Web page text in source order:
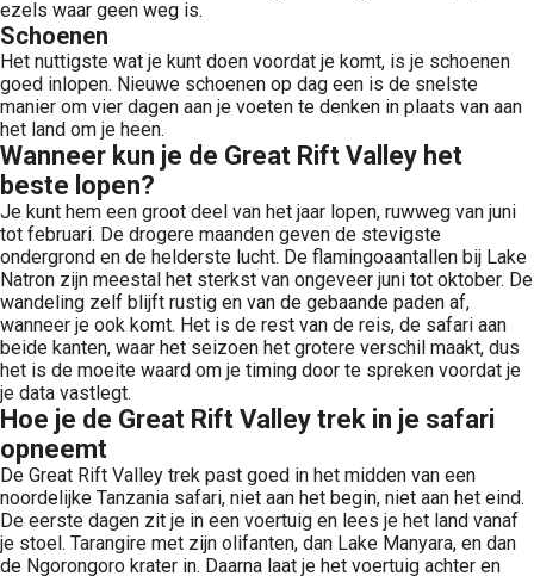
ezels waar geen weg is.
Schoenen
Het nuttigste wat je kunt doen voordat je komt, is je schoenen
goed inlopen. Nieuwe schoenen op dag een is de snelste
manier om vier dagen aan je voeten te denken in plaats van aan
het land om je heen.
Wanneer kun je de Great Rift Valley het
beste lopen?
Je kunt hem een groot deel van het jaar lopen, ruwweg van juni
tot februari. De drogere maanden geven de stevigste
ondergrond en de helderste lucht. De flamingoaantallen bij Lake
Natron zijn meestal het sterkst van ongeveer juni tot oktober. De
wandeling zelf blijft rustig en van de gebaande paden af,
wanneer je ook komt. Het is de rest van de reis, de safari aan
beide kanten, waar het seizoen het grotere verschil maakt, dus
het is de moeite waard om je timing door te spreken voordat je
je data vastlegt.
Hoe je de Great Rift Valley trek in je safari
opneemt
De Great Rift Valley trek past goed in het midden van een
noordelijke Tanzania safari, niet aan het begin, niet aan het eind.
De eerste dagen zit je in een voertuig en lees je het land vanaf
je stoel. Tarangire met zijn olifanten, dan Lake Manyara, en dan
de Ngorongoro krater in. Daarna laat je het voertuig achter en